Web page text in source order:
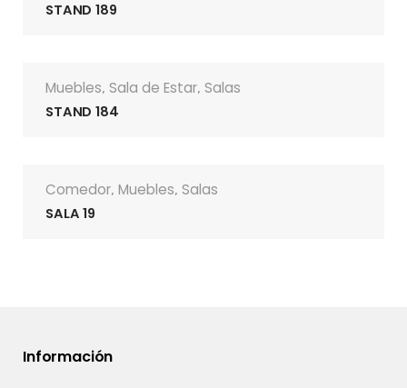
STAND 189
Muebles, Sala de Estar, Salas
STAND 184
Comedor, Muebles, Salas
SALA 19
Información